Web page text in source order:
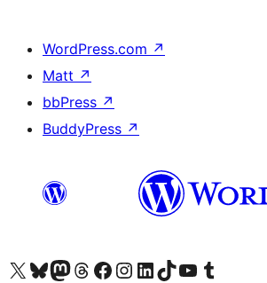
WordPress.com ↗
Matt ↗
bbPress ↗
BuddyPress ↗
Kunjungi akun X (sebelumnya Twitter) kamiVisit our Bluesky account
Kunjungi akun Mastodon kami
Visit our Threads account
Kunjungi halaman Facebook kamiKunjungi akun Instagram kamiKunjungi akun LinkedIn kami
Visit our TikTok account
Kunjungi channel YouTube kamiVisit our Tumblr account